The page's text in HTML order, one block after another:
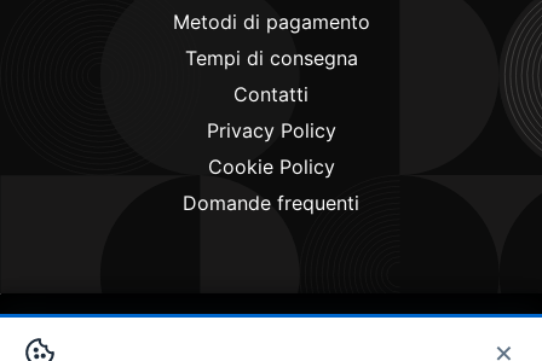
Metodi di pagamento
Tempi di consegna
Contatti
Privacy Policy
Cookie Policy
Domande frequenti
Copyright © 2024 . All rights reserved
×